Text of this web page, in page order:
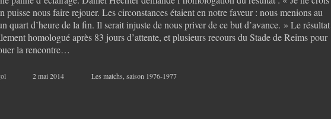
puisse nous faire rejouer. Les circonstances étaient en notre faveur : nous menions au
quart d’heure de la fin. Il serait injuste de nous priver de ce but d’avance. » Le résultat
homologué après 83 jours d’attente, et plusieurs recours du Stade de Reims pour
la rencontre…
2 mai 2014 Les matchs saison 1976-1977